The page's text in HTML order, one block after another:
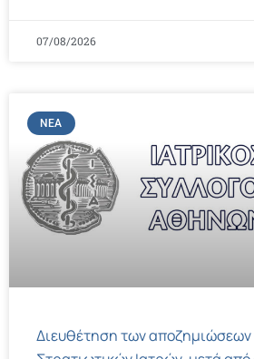
07/08/2026
ΝΈΑ
Διευθέτηση των